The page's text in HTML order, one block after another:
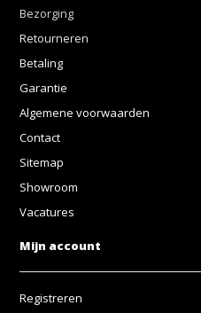
Bezorging
Retourneren
Betaling
Garantie
Algemene voorwaarden
Contact
Sitemap
Showroom
Vacatures
Mijn account
Registreren